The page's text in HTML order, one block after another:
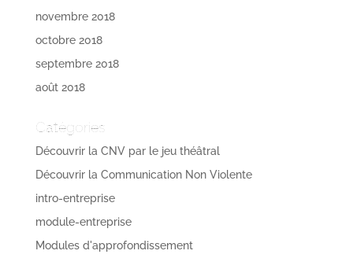
novembre 2018
octobre 2018
septembre 2018
août 2018
Catégories
Découvrir la CNV par le jeu théâtral
Découvrir la Communication Non Violente
intro-entreprise
module-entreprise
Modules d'approfondissement